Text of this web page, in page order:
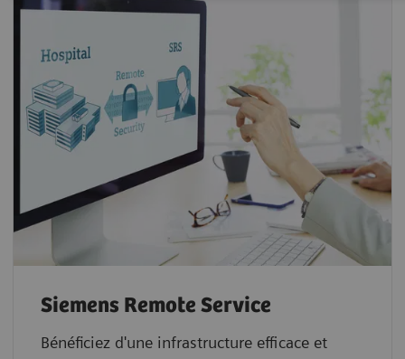
Siemens Remote Service
Bénéficiez d'une infrastructure efficace et